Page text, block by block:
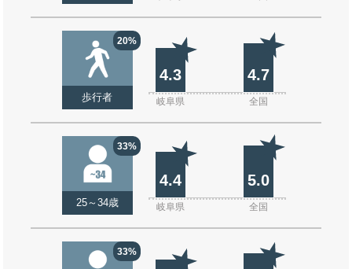
20%
歩行者
4.3 4.7
岐阜県 全国
33%
25～34歳
4.4 5.0
岐阜県 全国
33%